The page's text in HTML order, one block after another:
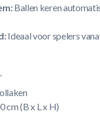
Ballen keren
Ideaal voor spelers
cm (B x L x H)